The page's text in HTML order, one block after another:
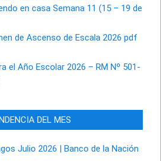
en casa Semana 11 (15 – 19 de
de Ascenso de Escala 2026 pdf
el Año Escolar 2026 – RM Nº 501-
DEL MES
Julio 2026 | Banco de la Nación